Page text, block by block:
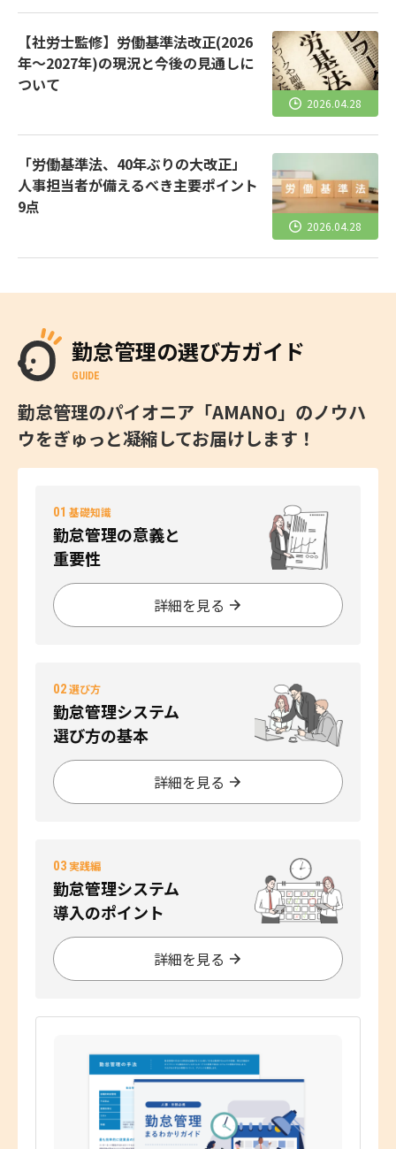
【社労士監修】労働基準法改正(2026
年～2027年)の現況と今後の見通しに
ついて
2026.04.28
「労働基準法、40年ぶりの大改正」
人事担当者が備えるべき主要ポイント
9点
2026.04.28
勤怠管理の選び方ガイド
GUIDE
勤怠管理のパイオニア「AMANO」のノウハ
ウをぎゅっと凝縮してお届けします！
01 基礎知識
勤怠管理の意義と
重要性
詳細を見る
02選び方
勤怠管理システム
選び方の基本
詳細を見る
03実践編
勤怠管理システム
導入のポイント
詳細を見る